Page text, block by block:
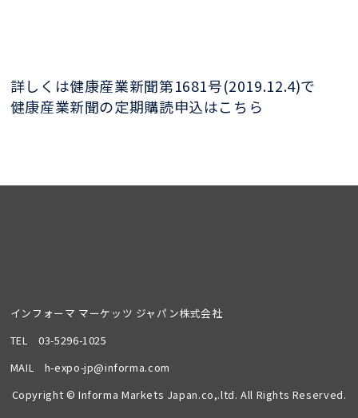
詳しくは健康産業新聞第1681号(2019.12.4)で
健康産業新聞の定期購読申込はこちら
インフォーマ マーケッツ ジャパン株式会社
TEL03-5296-1025
MAIL h-expo-jp@informa.com
Copyright © Informa Markets Japan.co,.ltd. All Rights Reserved.